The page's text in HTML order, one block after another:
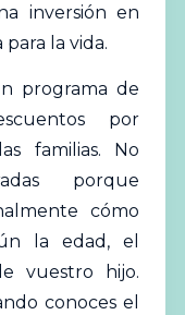
inversión en
la vida.
programa de
por
familias. No
porque
cómo
la edad, el
vuestro hijo.
conoces el